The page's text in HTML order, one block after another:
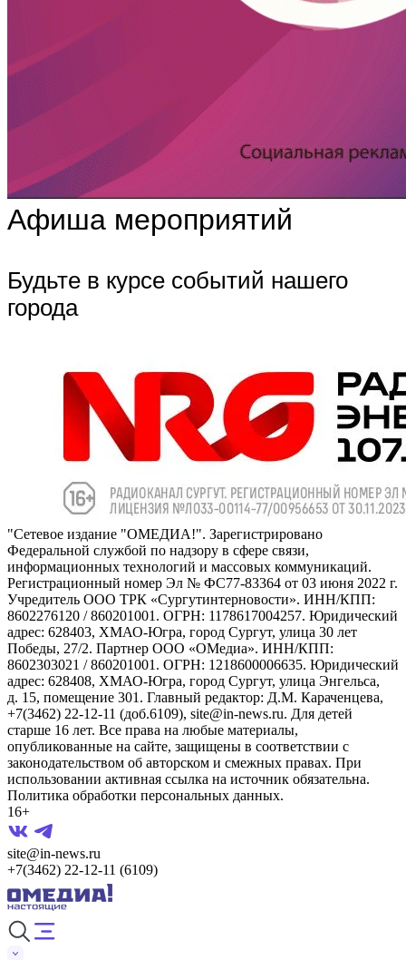
Афиша мероприятий
Будьте в курсе событий нашего
города
"Сетевое издание "ОМЕДИА!". Зарегистрировано
Федеральной службой по надзору в сфере связи,
информационных технологий и массовых коммуникаций.
Регистрационный номер Эл № ФС77-83364 от 03 июня 2022 г.
Учредитель ООО ТРК «Сургутинтерновости». ИНН/КПП:
8602276120 / 860201001. ОГРН: 1178617004257. Юридический
адрес: 628403, ХМАО-Югра, город Сургут, улица 30 лет
Победы, 27/2. Партнер ООО «ОМедиа». ИНН/КПП:
8602303021 / 860201001. ОГРН: 1218600006635. Юридический
адрес: 628408, ХМАО-Югра, город Сургут, улица Энгельса,
д. 15, помещение 301. Главный редактор: Д.М. Караченцева,
+7(3462) 22-12-11 (доб.6109), site@in-news.ru. Для детей
старше 16 лет. Все права на любые материалы,
опубликованные на сайте, защищены в соответствии с
законодательством об авторском и смежных правах. При
использовании активная ссылка на источник обязательна.
Политика обработки персональных данных.
16+
site@in-news.ru
+7(3462) 22-12-11 (6109)